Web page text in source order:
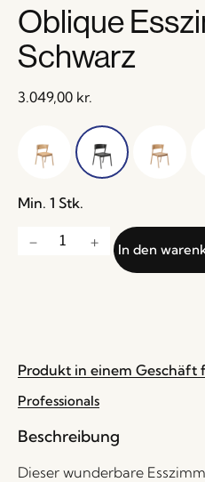
Oblique
Schwarz
3.049,00 kr.
Min. 1 Stk.
In den
Produkt in einem Geschäft
Professionals
Beschreibung
Dieser wunderbare